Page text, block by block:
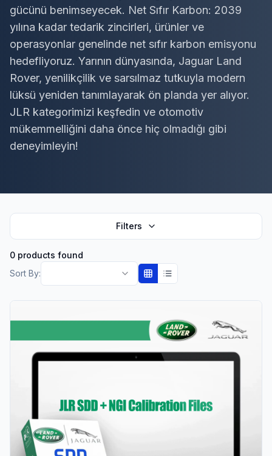
gücünü benimseyecek. Net Sıfır Karbon: 2039
yılına kadar tedarik zincirleri, ürünler ve
operasyonlar genelinde net sıfır karbon emisyonu
hedefliyoruz. Yarının dünyasında, Jaguar Land
Rover, yenilikçilik ve sarsılmaz tutkuyla modern
lüksü yeniden tanımlayarak ön planda yer alıyor.
JLR kategorimizi keşfedin ve otomotiv
mükemmelliğini daha önce hiç olmadığı gibi
deneyimleyin!
Filters
0 products found
Sort By: